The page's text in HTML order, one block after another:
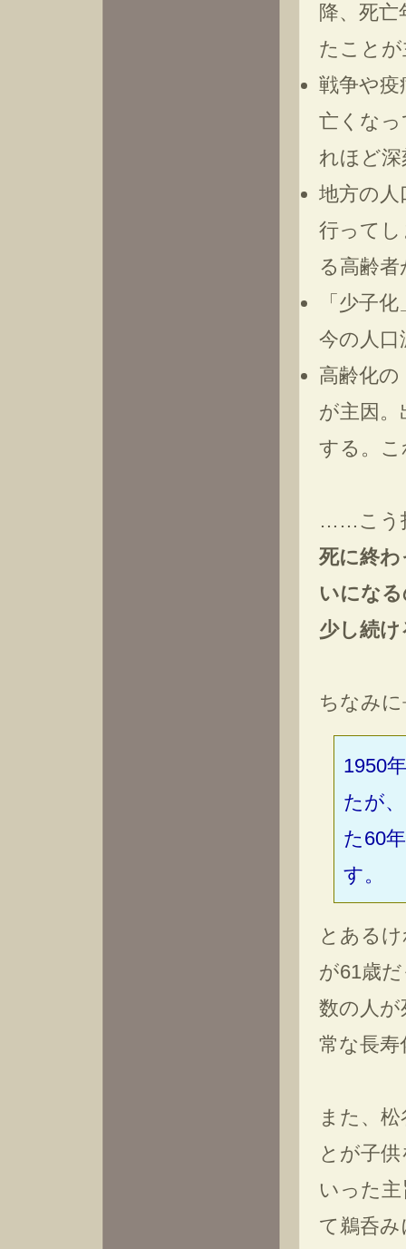
降、死
たこと
戦争や
亡くな
れほど
地方の人
行って
る高齢
「少子
今の人
高齢化
が主因
する。
……こう
死に終
いにな
少し続
ちなみ
1950
たが
た60
す。
とある
が61歳
数の人
常な長
また、
とが子
いった
て鵜呑